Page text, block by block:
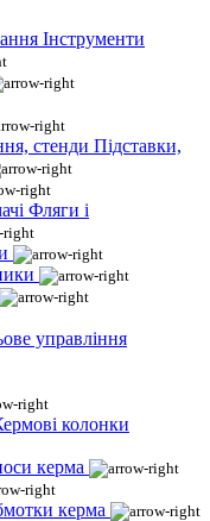
Інструменти
Підставки,
Фляги і
управління
колонки
керма
керма